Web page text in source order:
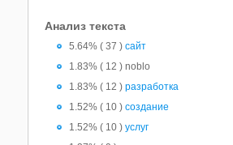
Анализ текста
5.64% ( 37 )сайт
1.83% ( 12 ) noblo
1.83% ( 12 )разработка
1.52% ( 10 )создание
1.52% ( 10 )услуг